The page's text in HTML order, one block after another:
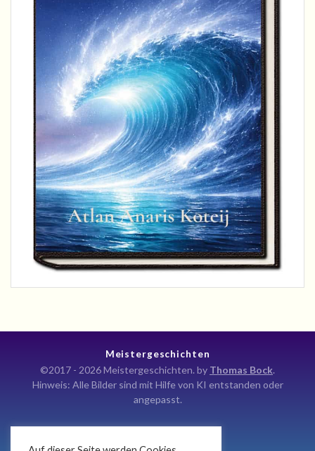
Meistergeschichten
©2017 - 2026 Meistergeschichten. by Thomas Bock.
Hinweis: Alle Bilder sind mit Hilfe von KI entstanden oder
angepasst.